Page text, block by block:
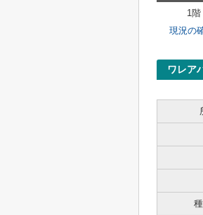
1階
現況の
ワレア